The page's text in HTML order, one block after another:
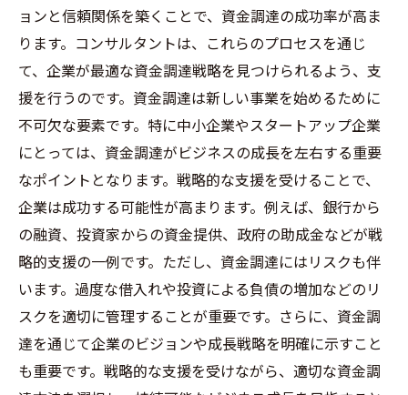
ョンと信頼関係を築くことで、資金調達の成功率が高ま
ります。コンサルタントは、これらのプロセスを通じ
て、企業が最適な資金調達戦略を見つけられるよう、支
援を行うのです。資金調達は新しい事業を始めるために
不可欠な要素です。特に中小企業やスタートアップ企業
にとっては、資金調達がビジネスの成長を左右する重要
なポイントとなります。戦略的な支援を受けることで、
企業は成功する可能性が高まります。例えば、銀行から
の融資、投資家からの資金提供、政府の助成金などが戦
略的支援の一例です。ただし、資金調達にはリスクも伴
います。過度な借入れや投資による負債の増加などのリ
スクを適切に管理することが重要です。さらに、資金調
達を通じて企業のビジョンや成長戦略を明確に示すこと
も重要です。戦略的な支援を受けながら、適切な資金調